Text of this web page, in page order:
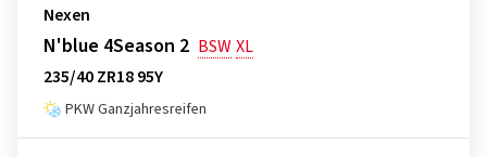
Nexen
N'blue 4Season 2 BSWXL
235/40 ZR18 95Y
PKW Ganzjahresreifen